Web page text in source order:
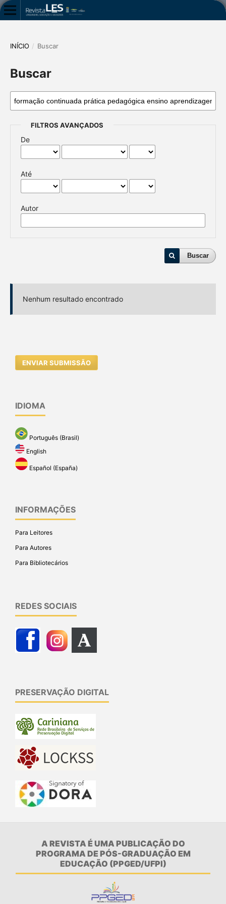
INÍCIO / Buscar
Buscar
FILTROS AVANÇADOS
De
Até
Autor
Buscar
Nenhum resultado encontrado
ENVIAR SUBMISSÃO
IDIOMA
Português (Brasil)
English
Español (España)
INFORMAÇÕES
Para Leitores
Para Autores
Para Bibliotecários
REDES SOCIAIS
PRESERVAÇÃO DIGITAL
A REVISTA É UMA PUBLICAÇÃO DO
PROGRAMA DE PÓS-GRADUAÇÃO EM
EDUCAÇÃO (PPGED/UFPI)